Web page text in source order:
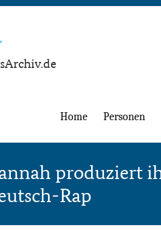
Home Personen
produziert
Rap